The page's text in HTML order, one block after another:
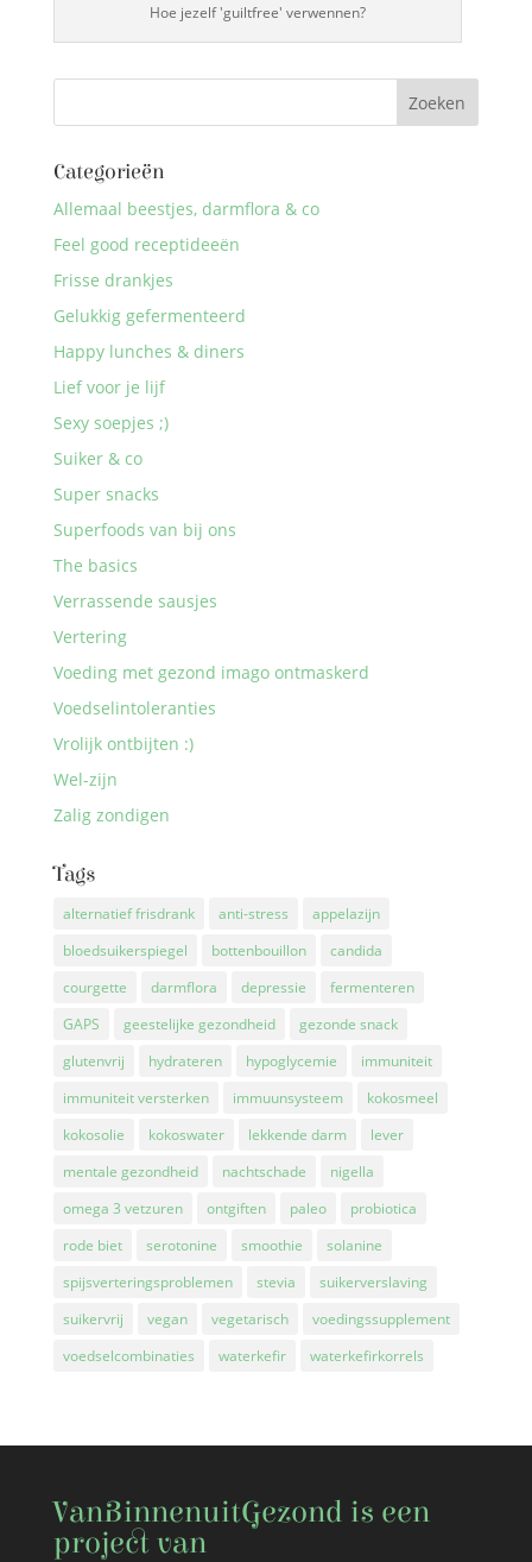
Hoe jezelf 'guiltfree' verwennen?
Categorieën
Allemaal beestjes, darmflora & co
Feel good receptideeën
Frisse drankjes
Gelukkig gefermenteerd
Happy lunches & diners
Lief voor je lijf
Sexy soepjes ;)
Suiker & co
Super snacks
Superfoods van bij ons
The basics
Verrassende sausjes
Vertering
Voeding met gezond imago ontmaskerd
Voedselintoleranties
Vrolijk ontbijten :)
Wel-zijn
Zalig zondigen
Tags
alternatief frisdrank anti-stress
appelazijn
bloedsuikerspiegel
bottenbouillon
candida
courgette
darmflora depressie
fermenteren
GAPS
geestelijke gezondheid
gezonde snack
glutenvrij
hydrateren hypoglycemie
immuniteit
immuniteit versterken
immuunsysteem
kokosmeel
kokosolie
kokoswater lekkende darm
lever
mentale gezondheid
nachtschade
nigella
omega 3 vetzuren
ontgiften paleo
probiotica
rode biet
serotonine smoothie
solanine
spijsverteringsproblemen
stevia
suikerverslaving
suikervrij
vegan vegetarisch
voedingssupplement
voedselcombinaties
waterkefir waterkefirkorrels
VanBinnenuitGezond is een
project van